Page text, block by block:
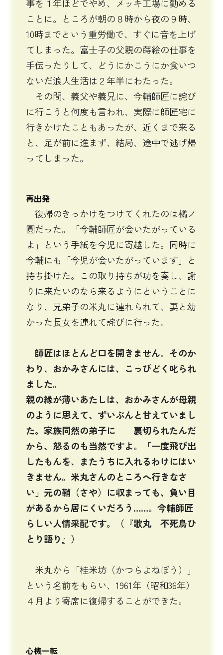
事を１年ほどでやめ、メッキ工場に勤める
ことに。ところが朝の８時から夜の９時、
10時までという重労働で、すぐに音を上げ
てしまった。富士子の父親の蒔絵の仕事を
手伝ったりして、どうにかこうにか食いつ
ないだ浪人生活は２年半にわたった。
その間、義父や義兄に、今輔師匠に詫び
に行こうと何度も言われ、実際に師匠宅に
行きかけたこともあったが、近くまで来る
と、足が前に進まず、結局、途中で逃げ帰
ってしまった。
再出発
復帰のきっかけをつけてくれたのは橘ノ
圓だった。「今輔師匠が会いたがっている
よ」という手紙を今児に寄越した。同時に
今輔にも「今児が会いたがっています」と
持ち掛けた。この取り持ちが功を奏し、謝
りに来たいのなら来るようにということに
なり、兄弟子の米丸に連れられて、妻と幼
かった長女を連れて詫びに行った。
師匠はほとんど口を開きません。そのか
わり、おかみさんには、こっぴどく叱られ
ました。
親の縁が薄いあたしは、おかみさんが母親
のように思えて、ずいぶんと甘えていまし
た。家族同然の弟子に 裏切られたんだ
から、怒るのも当然ですよ。「一度飛び出
したもんを、またうちに入れるわけにはい
きません。米丸さんのところへ行きなさ
い」元の鞘（さや）に収まっても、負い目
があるから居にくいだろう……。今輔師匠
らしい人情采配です。（『歌丸 不死鳥ひ
とり語り』）
米丸から「桂米坊（かつらよねぼう）」
という名前をもらい、1961年（昭和36年）
４月より寄席に復帰することができた。
心機一転